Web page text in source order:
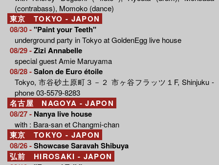
(contrabass), Momoko (dance)
東京 TOKYO - JAPON
08/30 -"Paint your Teeth"
underground party in Tokyo at GoldenEgg live house
08/29 -Zizi Annabelle
special guest Amie Maruyama
08/28 -Salon de Euro étoile
Tokyo, 市谷砂土原町３－２ 市ヶ谷フラッツ１F, Shinjuku -
phone 03-5579-8283
名古屋 NAGOYA - JAPON
08/27 - Nanya live house
with : Bara-san et Changmi-chan
東京 TOKYO - JAPON
08/26 -Showcase Saravah Shibuya
弘前 HIROSAKI - JAPON